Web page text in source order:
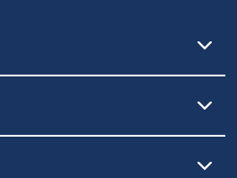
代金引換のご利用が可能です。
円